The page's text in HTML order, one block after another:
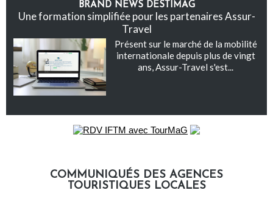
BRAND NEWS DESTIMAG
Une formation simplifiée pour les partenaires Assur-
Travel
Présent sur le marché de la mobilité
internationale depuis plus de vingt
ans, Assur-Travel s'est...
COMMUNIQUÉS DES AGENCES
TOURISTIQUES LOCALES